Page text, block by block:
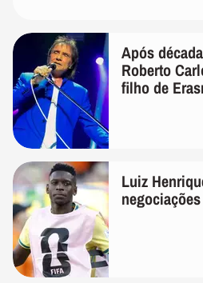
Após
Roberto
filho de
Luiz